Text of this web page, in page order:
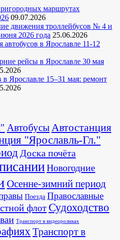
маршрутах
09.07.2026
движения троллейбусов № 4 и
2026 года 25.06.2026
в Ярославле 11-12
рейсы в Ярославле 30 мая
Ярославле 15–31 мая: ремонт
АвтобусыАвтостанция
"Ярославль-Гл."
Доска почёта
Новогодние
Осенне-зимний период
Поезда Православные
флот Судоходство
Транспорт в видеороликах
Транспорт в